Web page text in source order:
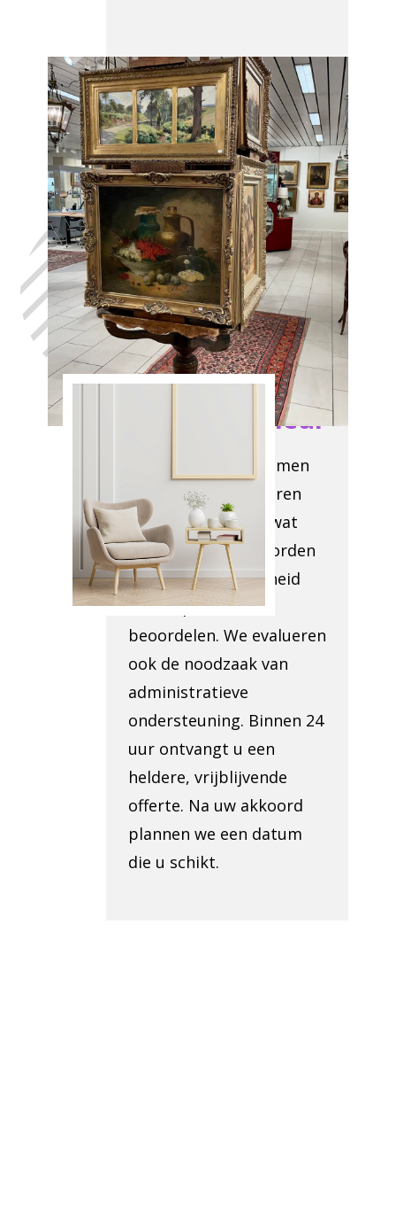
Laat uw huis
leegmaken
Alleur, in het
volste
vertrouwen,
met de hulp
van Antiek
Opkoper Alleur
Onze teamleden komen
uw locatie inspecteren
om vast te stellen wat
verwijderd moet worden
en de toegankelijkheid
van de plek te
beoordelen. We evalueren
ook de noodzaak van
administratieve
ondersteuning. Binnen 24
uur ontvangt u een
heldere, vrijblijvende
offerte. Na uw akkoord
plannen we een datum
die u schikt.